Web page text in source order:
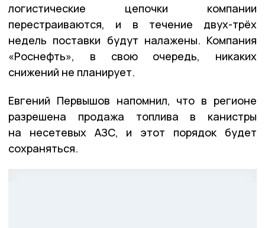
логистические цепочки компании
перестраиваются, и в течение двух-трёх
недель поставки будут налажены. Компания
«Роснефть», в свою очередь, никаких
снижений не планирует.
Евгений Первышов напомнил, что в регионе
разрешена продажа топлива в канистры
на несетевых АЗС, и этот порядок будет
сохраняться.